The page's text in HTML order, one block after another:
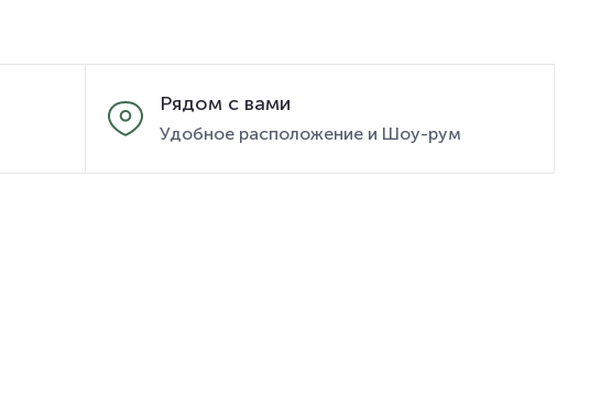
Рядом с вами
Удобное расположение и Шоу-рум